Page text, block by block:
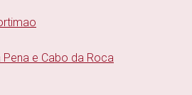
Pena e Cabo da Roca